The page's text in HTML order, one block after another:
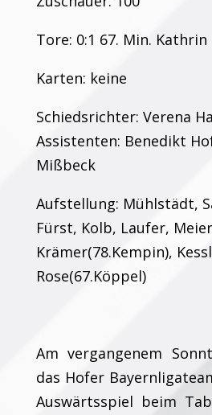
Tore: 0:1 67. Min. Kathrin
Karten: keine
Schiedsrichter: Verena
Assistenten: Benedikt
Mißbeck
Aufstellung: Mühlstädt,
Fürst, Kolb, Laufer,
Krämer(78.Kempin),
Rose(67.Köppel)
Am vergangenem
das Hofer
Auswärtsspiel beim